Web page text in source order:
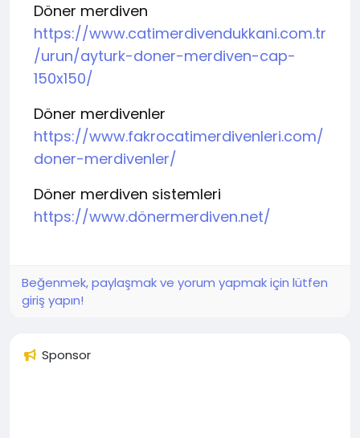
Döner merdiven
https://www.catimerdivendukkani.com.tr
/urun/ayturk-doner-merdiven-cap-
150x150/
Döner merdivenler
https://www.fakrocatimerdivenleri.com/
doner-merdivenler/
Döner merdiven sistemleri
https://www.dönermerdiven.net/
Beğenmek, paylaşmak ve yorum yapmak için lütfen
giriş yapın!
Sponsor